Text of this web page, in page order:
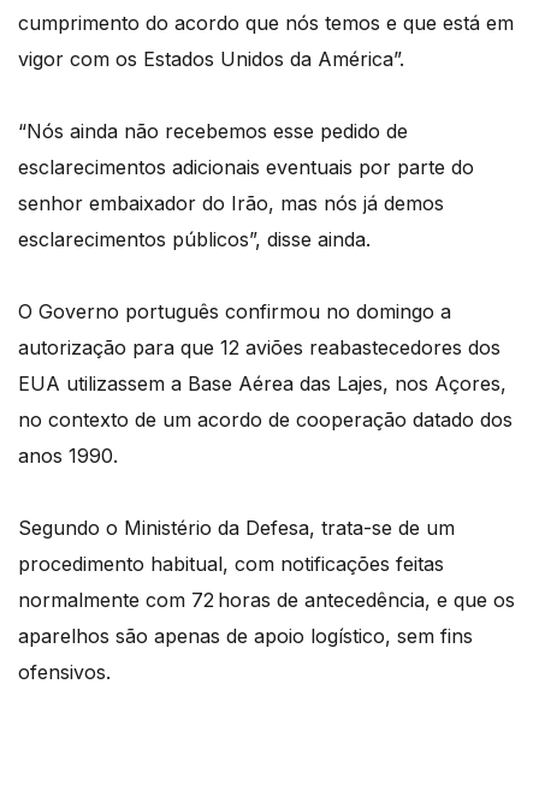
cumprimento do acordo que nós temos e que está em
vigor com os Estados Unidos da América”.
“Nós ainda não recebemos esse pedido de
esclarecimentos adicionais eventuais por parte do
senhor embaixador do Irão, mas nós já demos
esclarecimentos públicos”, disse ainda.
O Governo português confirmou no domingo a
autorização para que 12 aviões reabastecedores dos
EUA utilizassem a Base Aérea das Lajes, nos Açores,
no contexto de um acordo de cooperação datado dos
anos 1990.
Segundo o Ministério da Defesa, trata-se de um
procedimento habitual, com notificações feitas
normalmente com 72 horas de antecedência, e que os
aparelhos são apenas de apoio logístico, sem fins
ofensivos.